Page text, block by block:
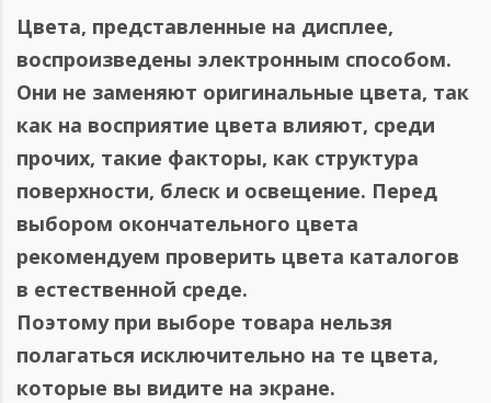
Цвета, представленные на дисплее,
воспроизведены электронным способом.
Они не заменяют оригинальные цвета, так
как на восприятие цвета влияют, среди
прочих, такие факторы, как структура
поверхности, блеск и освещение. Перед
выбором окончательного цвета
рекомендуем проверить цвета каталогов
в естественной среде.
Поэтому при выборе товара нельзя
полагаться исключительно на те цвета,
которые вы видите на экране.